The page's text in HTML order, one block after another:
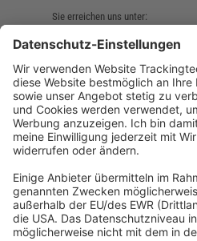
Sie erreichen uns unter:
(08233) 38 11 23
service@forum-verlag.com
Mo-Do 07:30 - 17:00 Uhr
Fr 07:30 - 15:00 Uhr
Folgen Sie uns
Impressum